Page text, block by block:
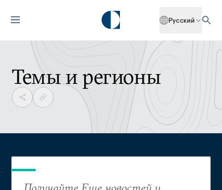
Русский
Темы и регионы